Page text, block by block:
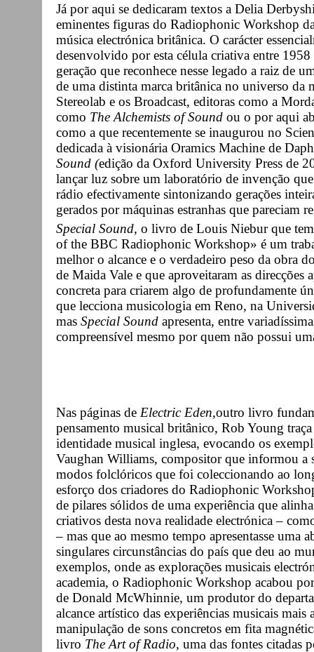
Já por aqui se dedicaram textos a Delia
eminentes figuras do Radiophonic Workshop
música electrónica britânica. O carácter
desenvolvido por esta célula criativa entre
geração que reconhece nesse legado a raiz de
de uma distinta marca britânica no universo da
Stereolab e os Broadcast, editoras como a
como The Alchemists of Sound ou o por aqui
como a que recentemente se inaugurou no
dedicada à visionária Oramics Machine de
Sound (edição da Oxford University Press de
lançar luz sobre um laboratório de invenção
rádio efectivamente sintonizando gerações
gerados por máquinas estranhas que pareciam
Special Sound, o livro de Louis Niebur que
of the BBC Radiophonic Workshop» é um
melhor o alcance e o verdadeiro peso da obra
de Maida Vale e que aproveitaram as direcções
concreta para criarem algo de profundamente
que lecciona musicologia em Reno, na
mas Special Sound apresenta, entre
compreensível mesmo por quem não possui
Nas páginas de Electric Eden,outro livro
pensamento musical britânico, Rob Young
identidade musical inglesa, evocando os
Vaughan Williams, compositor que informou a
modos folclóricos que foi coleccionando ao
esforço dos criadores do Radiophonic
de pilares sólidos de uma experiência que
criativos desta nova realidade electrónica –
– mas que ao mesmo tempo apresentasse uma
singulares circunstâncias do país que deu ao
exemplos, onde as explorações musicais
academia, o Radiophonic Workshop acabou
de Donald McWhinnie, um produtor do
alcance artístico das experiências musicais mais
manipulação de sons concretos em fita
livro The Art of Radio, uma das fontes citadas